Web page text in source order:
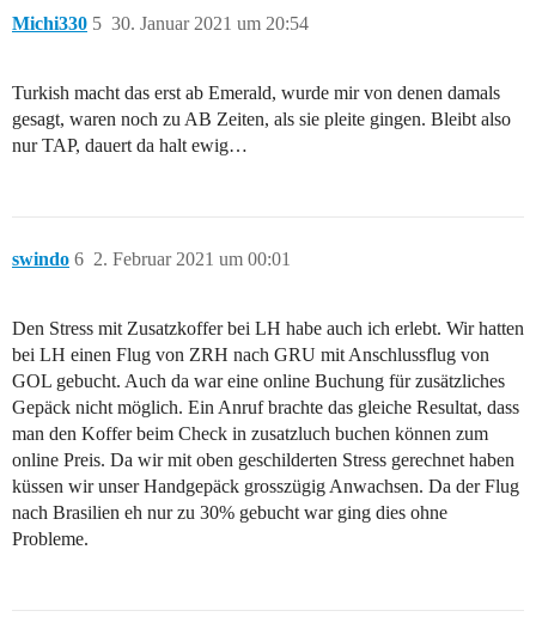
Michi330 30. Januar 2021 um 20:54
5
Turkish macht das erst ab Emerald, wurde mir von denen damals
gesagt, waren noch zu AB Zeiten, als sie pleite gingen. Bleibt also
nur TAP, dauert da halt ewig…
swindo 2. Februar 2021 um 00:01
6
Den Stress mit Zusatzkoffer bei LH habe auch ich erlebt. Wir hatten
bei LH einen Flug von ZRH nach GRU mit Anschlussflug von
GOL gebucht. Auch da war eine online Buchung für zusätzliches
Gepäck nicht möglich. Ein Anruf brachte das gleiche Resultat, dass
man den Koffer beim Check in zusatzluch buchen können zum
online Preis. Da wir mit oben geschilderten Stress gerechnet haben
küssen wir unser Handgepäck grosszügig Anwachsen. Da der Flug
nach Brasilien eh nur zu 30% gebucht war ging dies ohne
Probleme.